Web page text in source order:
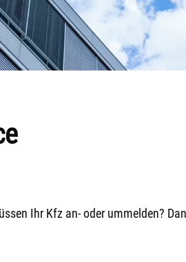
Ihr Kfz an- oder ummelden?